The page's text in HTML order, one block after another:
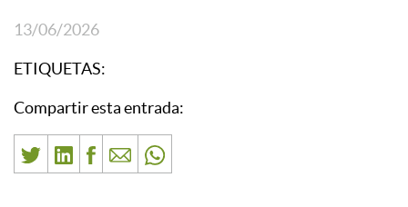
13/06/2026
ETIQUETAS:
Compartir esta entrada: